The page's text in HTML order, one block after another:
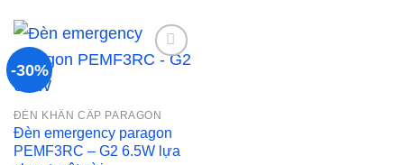
961,800₫.
-30%
wishlist
ĐÈN KHẨN CẤP PARAGON
Đèn emergency paragon
PEMF3RC – G2 6.5W lựa